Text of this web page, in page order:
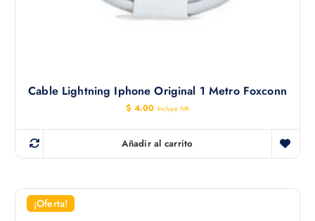
Cable Lightning Iphone Original 1 Metro Foxconn
$ 4.00 Incluye IVA
Añadir al carrito
¡Oferta!